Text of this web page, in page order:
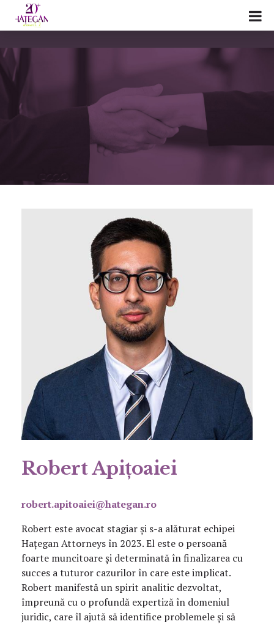
Robert Apițoaiei
robert.apitoaiei@hategan.ro
Robert este avocat stagiar și s-a alăturat echipei
Hațegan Attorneys în 2023. El este o persoană
foarte muncitoare și determinată în finalizarea cu
succes a tuturor cazurilor în care este implicat.
Robert manifestă un spirit analitic dezvoltat,
împreună cu o profundă expertiză în domeniul
juridic, care îl ajută să identifice problemele și să